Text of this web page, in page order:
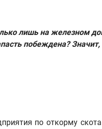
лишь на железном
побеждена?
по откорму